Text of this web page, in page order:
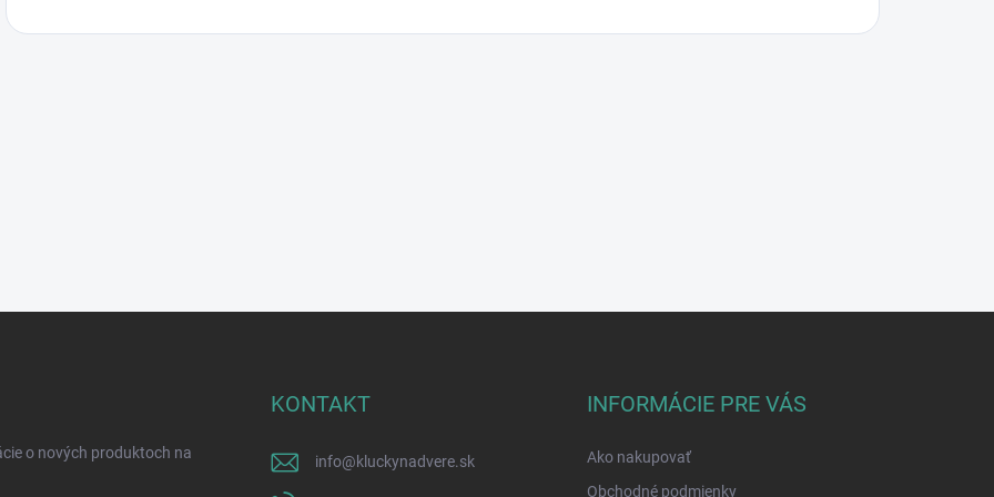
o nových produktoch na
KONTAKT
info@kluckynadvere.sk
INFORMÁCIE PRE VÁS
Ako nakupovať
Obchodné podmienky